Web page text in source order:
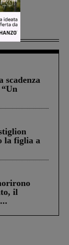
scadenza
la figlia a
il